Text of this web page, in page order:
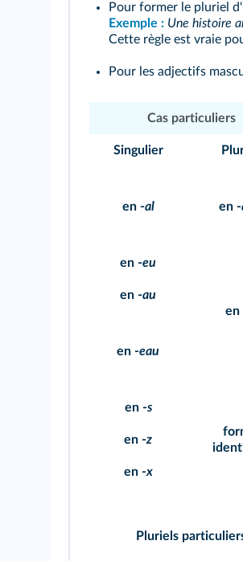
Pour former le pluriel
Exemple : Une histoire
Cette règle est vraie
Pour les adjectifs
Cas particuliers
Singulier
en -al en -
en -eu
en
en -au
en -eau
en -s
en -z
en -x
Pluriels